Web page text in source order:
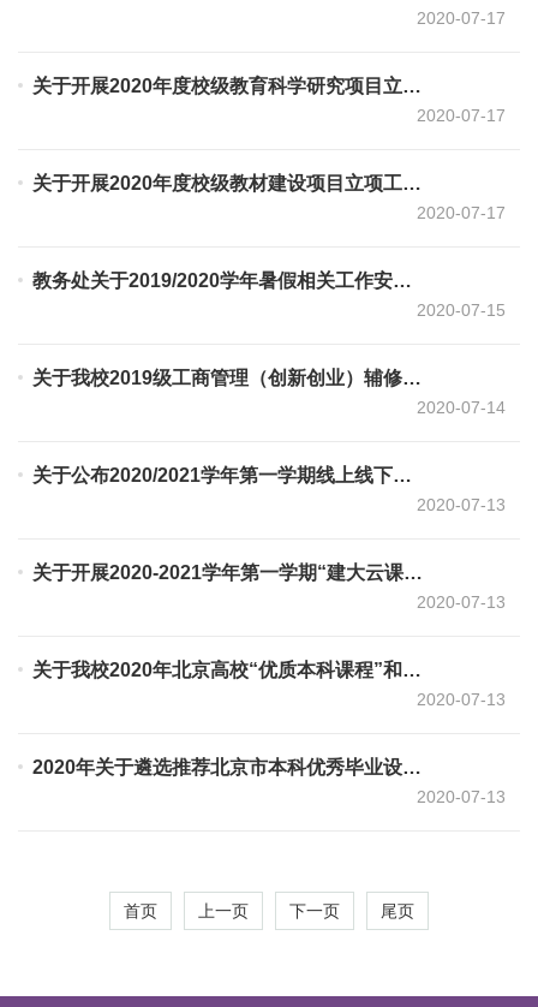
2020-07-17
关于开展2020年度校级教育科学研究项目立项工作的通知
2020-07-17
关于开展2020年度校级教材建设项目立项工作的通知
2020-07-17
教务处关于2019/2020学年暑假相关工作安排的通知
2020-07-15
关于我校2019级工商管理（创新创业）辅修专业拟录取名单的公示
2020-07-14
关于公布2020/2021学年第一学期线上线下混合式课程申报结果和建设任务的通知
2020-07-13
关于开展2020-2021学年第一学期“建大云课程”建设项目申报的通知.docx
2020-07-13
关于我校2020年北京高校“优质本科课程”和“优质本科教材课件”建设项目拟推荐名单的公示
2020-07-13
2020年关于遴选推荐北京市本科优秀毕业设计（论文）工作的通知
2020-07-13
首页 上一页 下一页 尾页